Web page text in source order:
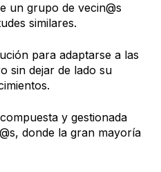
un grupo de vecin@s
similares.
para adaptarse a las
sin dejar de lado su
y gestionada
donde la gran mayoría